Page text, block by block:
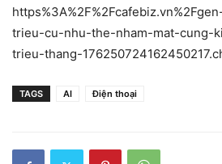
trieu-cu-nhu-the-nham-mat-cung-
trieu-thang-
TAGS AI Điện thoại